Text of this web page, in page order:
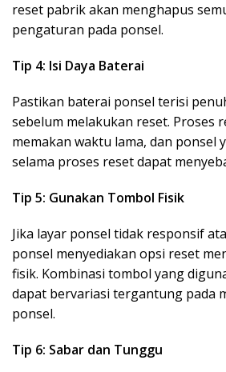
reset pabrik akan menghapus
pengaturan pada ponsel.
Tip 4: Isi Daya Baterai
Pastikan baterai ponsel terisi
sebelum melakukan reset. Proses
memakan waktu lama, dan ponsel
selama proses reset dapat
Tip 5: Gunakan Tombol Fisik
Jika layar ponsel tidak responsif
ponsel menyediakan opsi reset
fisik. Kombinasi tombol yang
dapat bervariasi tergantung pada
ponsel.
Tip 6: Sabar dan Tunggu